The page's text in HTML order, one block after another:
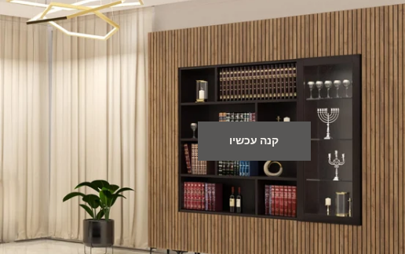
מודרני ויפה
מדפי הספרים שלנו עשויים מחומרים איכותיים ומיוצרים לפי מידה.
קנה עכשיו